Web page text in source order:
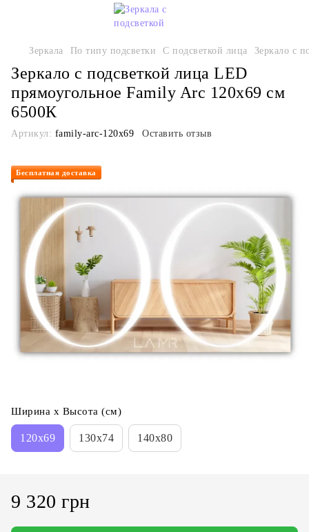
Зеркала По типу подсветки С подсветкой лица Зеркало с
Зеркало с подсветкой лица LED
прямоугольное Family Arc 120x69 см
6500К
Артикул: family-arc-120x69 Оставить отзыв
Бесплатная доставка
Ширина х Высота (см)
120x69 130x74 140x80
9 320 грн